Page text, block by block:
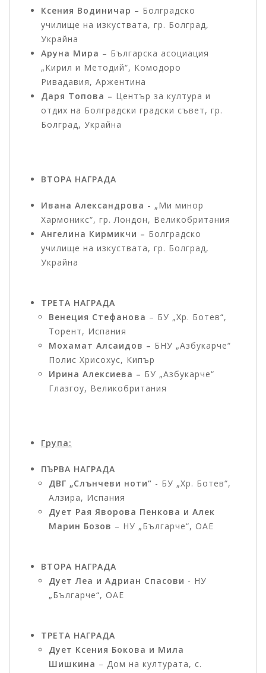
Ксения Водиничар – Болградско
училище на изкуствата, гр. Болград,
Украйна
Аруна Мира – Българска асоциация
„Кирил и Методий“, Комодоро
Ривадавия, Аржентина
Даря Топова – Център за култура и
отдих на Болградски градски съвет, гр.
Болград, Украйна
ВТОРА НАГРАДА
Ивана Александрова - „Ми минор
Хармоникс“, гр. Лондон, Великобритания
Ангелина Кирмикчи – Болградско
училище на изкуствата, гр. Болград,
Украйна
ТРЕТА НАГРАДА
Венеция Стефанова – БУ „Хр. Ботев“,
Торент, Испания
Мохамат Алсаидов – БНУ „Азбукарче“
Полис Хрисохус, Кипър
Ирина Алексиева – БУ „Азбукарче“
Глазгоу, Великобритания
Група:
ПЪРВА НАГРАДА
ДВГ „Слънчеви ноти“ - БУ „Хр. Ботев“,
Алзира, Испания
Дует Рая Яворова Пенкова и Алек
Марин Бозов – НУ „Българче“, ОАЕ
ВТОРА НАГРАДА
Дует Леа и Адриан Спасови - НУ
„Българче“, ОАЕ
ТРЕТА НАГРАДА
Дует Ксения Бокова и Мила
Шишкина – Дом на културата, с.